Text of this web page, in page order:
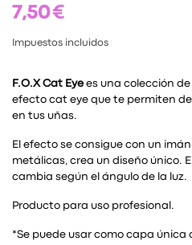
7,50 €
Impuestos incluidos
F.O.X Cat Eye es una colección
efecto cat eye que te permiten
en tus uñas.
El efecto se consigue con un
metálicas, crea un diseño único.
cambia según el ángulo de la luz.
Producto para uso profesional.
*Se puede usar como capa única